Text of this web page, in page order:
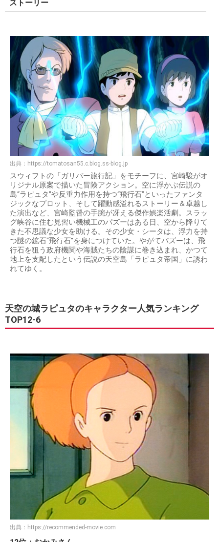
ストーリー
出典： https://tomatosan55.c.blog.ss-blog.jp
スウィフトの「ガリバー旅行記」をモチーフに、宮崎駿がオ
リジナル原案で描いた冒険アクション。空に浮かぶ伝説の
島“ラピュタ”や反重力作用を持つ“飛行石”といったファンタ
ジックなプロット、そして躍動感溢れるストーリー＆卓越し
た演出など、宮崎監督の手腕が冴える傑作娯楽活劇。スラッ
グ峡谷に住む見習い機械工のパズーはある日、空から降りて
きた不思議な少女を助ける。その少女・シータは、浮力を持
つ謎の鉱石“飛行石”を身につけていた。やがてパズーは、飛
行石を狙う政府機関や海賊たちの陰謀に巻き込まれ、かつて
地上を支配したという伝説の天空島「ラピュタ帝国」に誘わ
れてゆく。
天空の城ラピュタのキャラクター人気ランキング
TOP12-6
出典： https://recommended-movie.com